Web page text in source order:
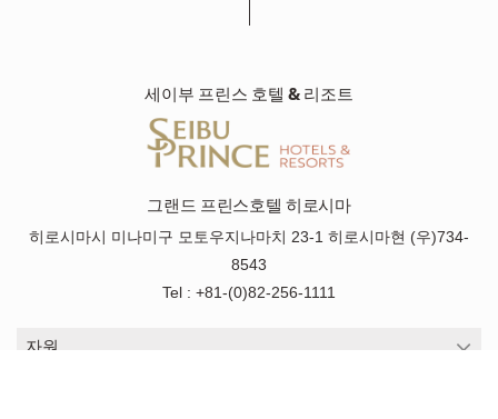
세이부 프린스 호텔 & 리조트
그랜드 프린스호텔 히로시마
히로시마시 미나미구 모토우지나마치 23-1 히로시마현 (우)734-
8543
Tel : +81-(0)82-256-1111
자원